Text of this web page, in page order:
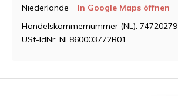
Niederlande
In Google Maps öffnen
Handelskammernummer (NL): 74720279
USt-IdNr: NL860003772B01